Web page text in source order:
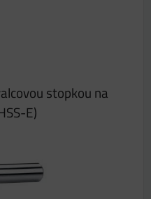
stopkou na
E)